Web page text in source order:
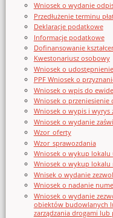
Wniosek o wydanie
Przedłużenie terminu
Deklaracje podatkowe
Informacje podatkowe
Dofinansowanie
Kwestonariusz osobowy
Wniosek o
PPF Wniosek o
Wniosek o wpis do
Wniosek o
Wniosek o wypis i wyrys
Wniosek o wydanie
Wzor_oferty
Wzor_sprawozdania
Wniosek o wykup lokalu
Wniosek o wykup lokalu
Wnisek o wydanie
Wniosek o nadanie
Wniosek o wydanie
obiektów budowlanych
zarządzania drogami